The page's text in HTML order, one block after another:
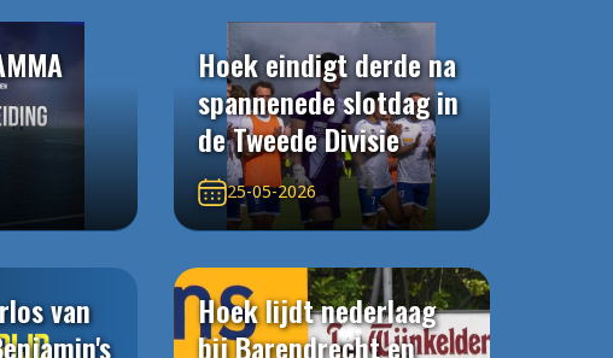
Hoek eindigt derde na
spannenede slotdag in
de Tweede Divisie
25-05-2026
van
Hoek lijdt nederlaag
bij Barendrecht en